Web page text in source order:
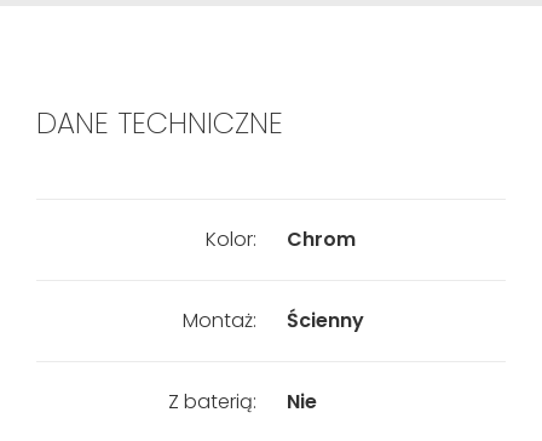
DANE TECHNICZNE
Kolor: Chrom
Montaż: Ścienny
Z baterią: Nie